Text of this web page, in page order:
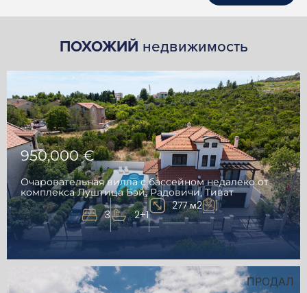
ПОХОЖИЙ недвижимость
950,000 €
Очаровательная вилла с бассейном недалеко от
комплекса Луштица Бэй, Радовичи, Тиват
3 2+1
277 м2
ПРОДАЛ